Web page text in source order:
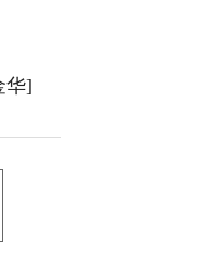
华]